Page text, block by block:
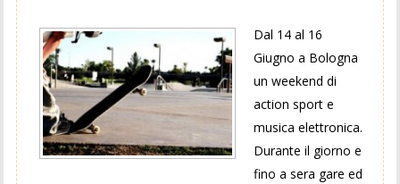
Dal 14 al 16
Giugno a Bologna
un weekend di
action sport e
musica elettronica.
Durante il giorno e
fino a sera gare ed